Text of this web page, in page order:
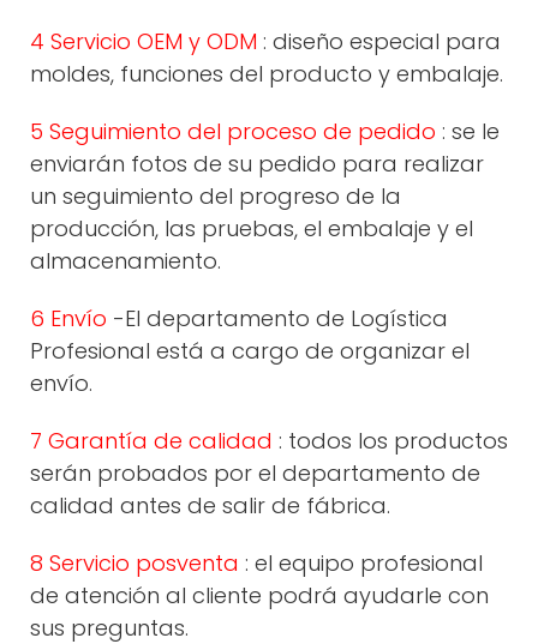
4 Servicio OEM y ODM : diseño especial para
moldes, funciones del producto y embalaje.
5 Seguimiento del proceso de pedido : se le
enviarán fotos de su pedido para realizar
un seguimiento del progreso de la
producción, las pruebas, el embalaje y el
almacenamiento.
6 Envío -El departamento de Logística
Profesional está a cargo de organizar el
envío.
7 Garantía de calidad : todos los productos
serán probados por el departamento de
calidad antes de salir de fábrica.
8 Servicio posventa : el equipo profesional
de atención al cliente podrá ayudarle con
sus preguntas.